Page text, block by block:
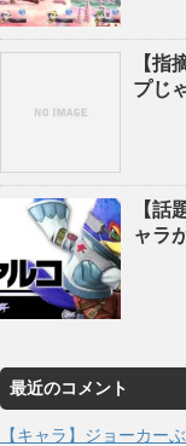
【指
プじ
【話
ャラ
最近のコメント
【キャラ】ジョーカー